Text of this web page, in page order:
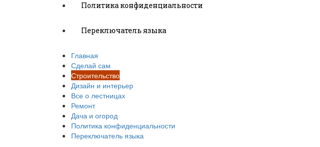
Политика конфиденциальности
Переключатель языка
Главная
Сделай сам
Строительство
Дизайн и интерьер
Все о лестницах
Ремонт
Дача и огород
Политика конфиденциальности
Переключатель языка